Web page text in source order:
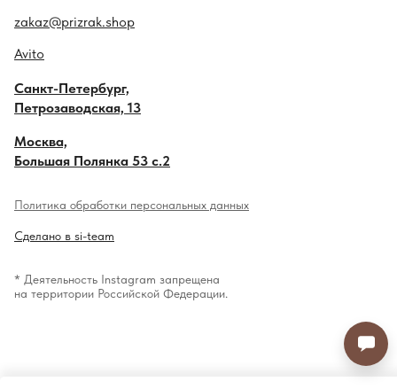
Политика обработки персональных данных
Сделано в si-team
* Деятельность Instagram запрещена
на территории Российской Федерации.
zakaz@prizrak.shop
Москва,
Большая Полянка 53 с.2
Санкт-Петербург,
Петрозаводская, 13
Avito